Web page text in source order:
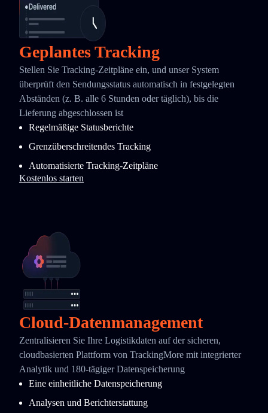
Geplantes Tracking
Stellen Sie Tracking-Zeitpläne ein, und unser System
überprüft den Sendungsstatus automatisch in festgelegten
Abständen (z. B. alle 6 Stunden oder täglich), bis die
Lieferung abgeschlossen ist
Regelmäßige Statusberichte
Grenzüberschreitendes Tracking
Automatisierte Tracking-Zeitpläne
Kostenlos starten
Cloud-Datenmanagement
Zentralisieren Sie Ihre Logistikdaten auf der sicheren,
cloudbasierten Plattform von TrackingMore mit integrierter
Analytik und 180-tägiger Datenspeicherung
Eine einheitliche Datenspeicherung
Analysen und Berichterstattung